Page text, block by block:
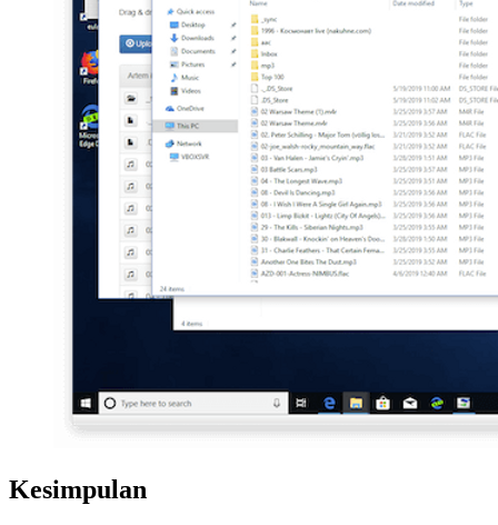
Kesimpulan